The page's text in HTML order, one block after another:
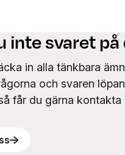
inte svaret på
in alla tänkbara
och svaren
får du gärna kontakta